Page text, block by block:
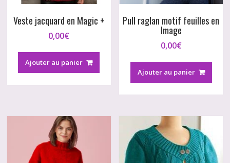
Veste jacquard en Magic +
0,00€
Ajouter au panier
Pull raglan motif feuilles en
Image
0,00€
Ajouter au panier